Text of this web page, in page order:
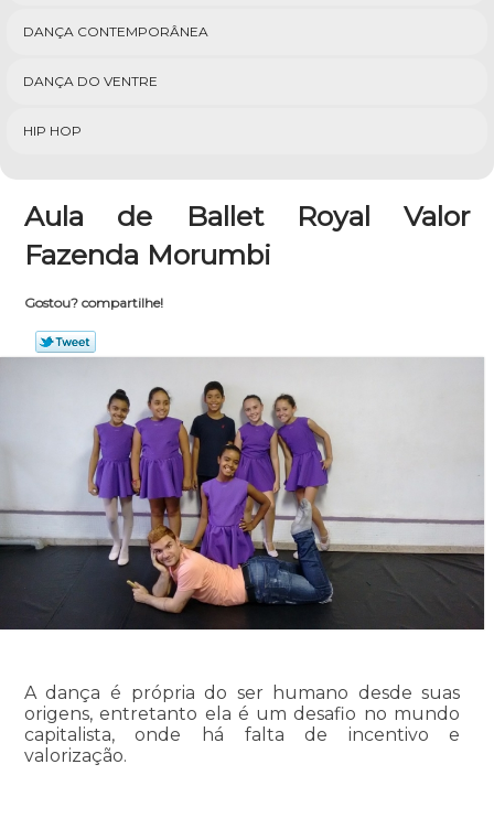
DANÇA CONTEMPORÂNEA
DANÇA DO VENTRE
HIP HOP
Aula de Ballet Royal Valor
Fazenda Morumbi
Gostou? compartilhe!
A dança é própria do ser humano desde suas
origens, entretanto ela é um desafio no mundo
capitalista, onde há falta de incentivo e
valorização.